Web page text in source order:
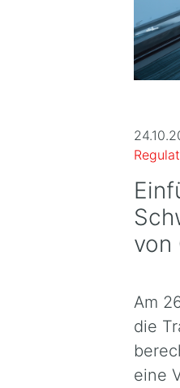
von
Am
die
eine